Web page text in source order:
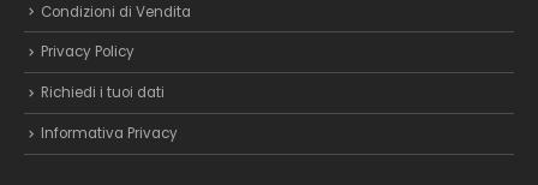
Condizioni di Vendita
Privacy Policy
Richiedi i tuoi dati
Informativa Privacy